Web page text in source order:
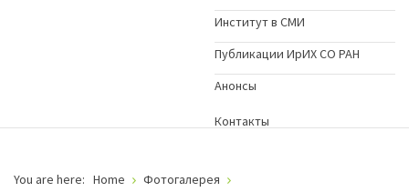
Институт в СМИ
Публикации ИрИХ СО РАН
Анонсы
Контакты
You are here: Home
Фотогалерея